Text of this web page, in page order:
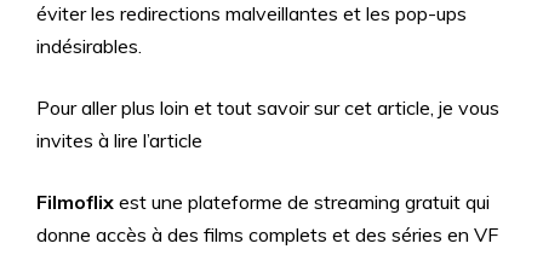
éviter les redirections malveillantes et les pop-ups
indésirables.
Pour aller plus loin et tout savoir sur cet article, je vous
invites à lire l’article
Filmoflix est une plateforme de streaming gratuit qui
donne accès à des films complets et des séries en VF